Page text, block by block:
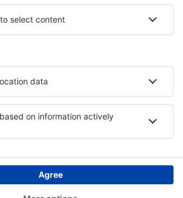
Hotels in Principality of Asturias